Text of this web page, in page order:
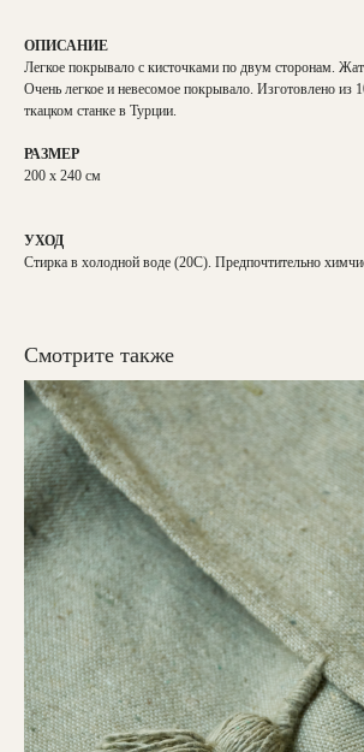
ОПИСАНИЕ
Легкое покрывало с кисточками по двум сторонам.
Очень легкое и невесомое покрывало. Изготовлено из
ткацком станке в Турции.
РАЗМЕР
200 х 240 см
УХОД
Стирка в холодной воде (20С). Предпочтительно
Смотрите также